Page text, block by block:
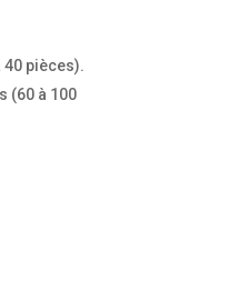
pièces).
(60 à 100